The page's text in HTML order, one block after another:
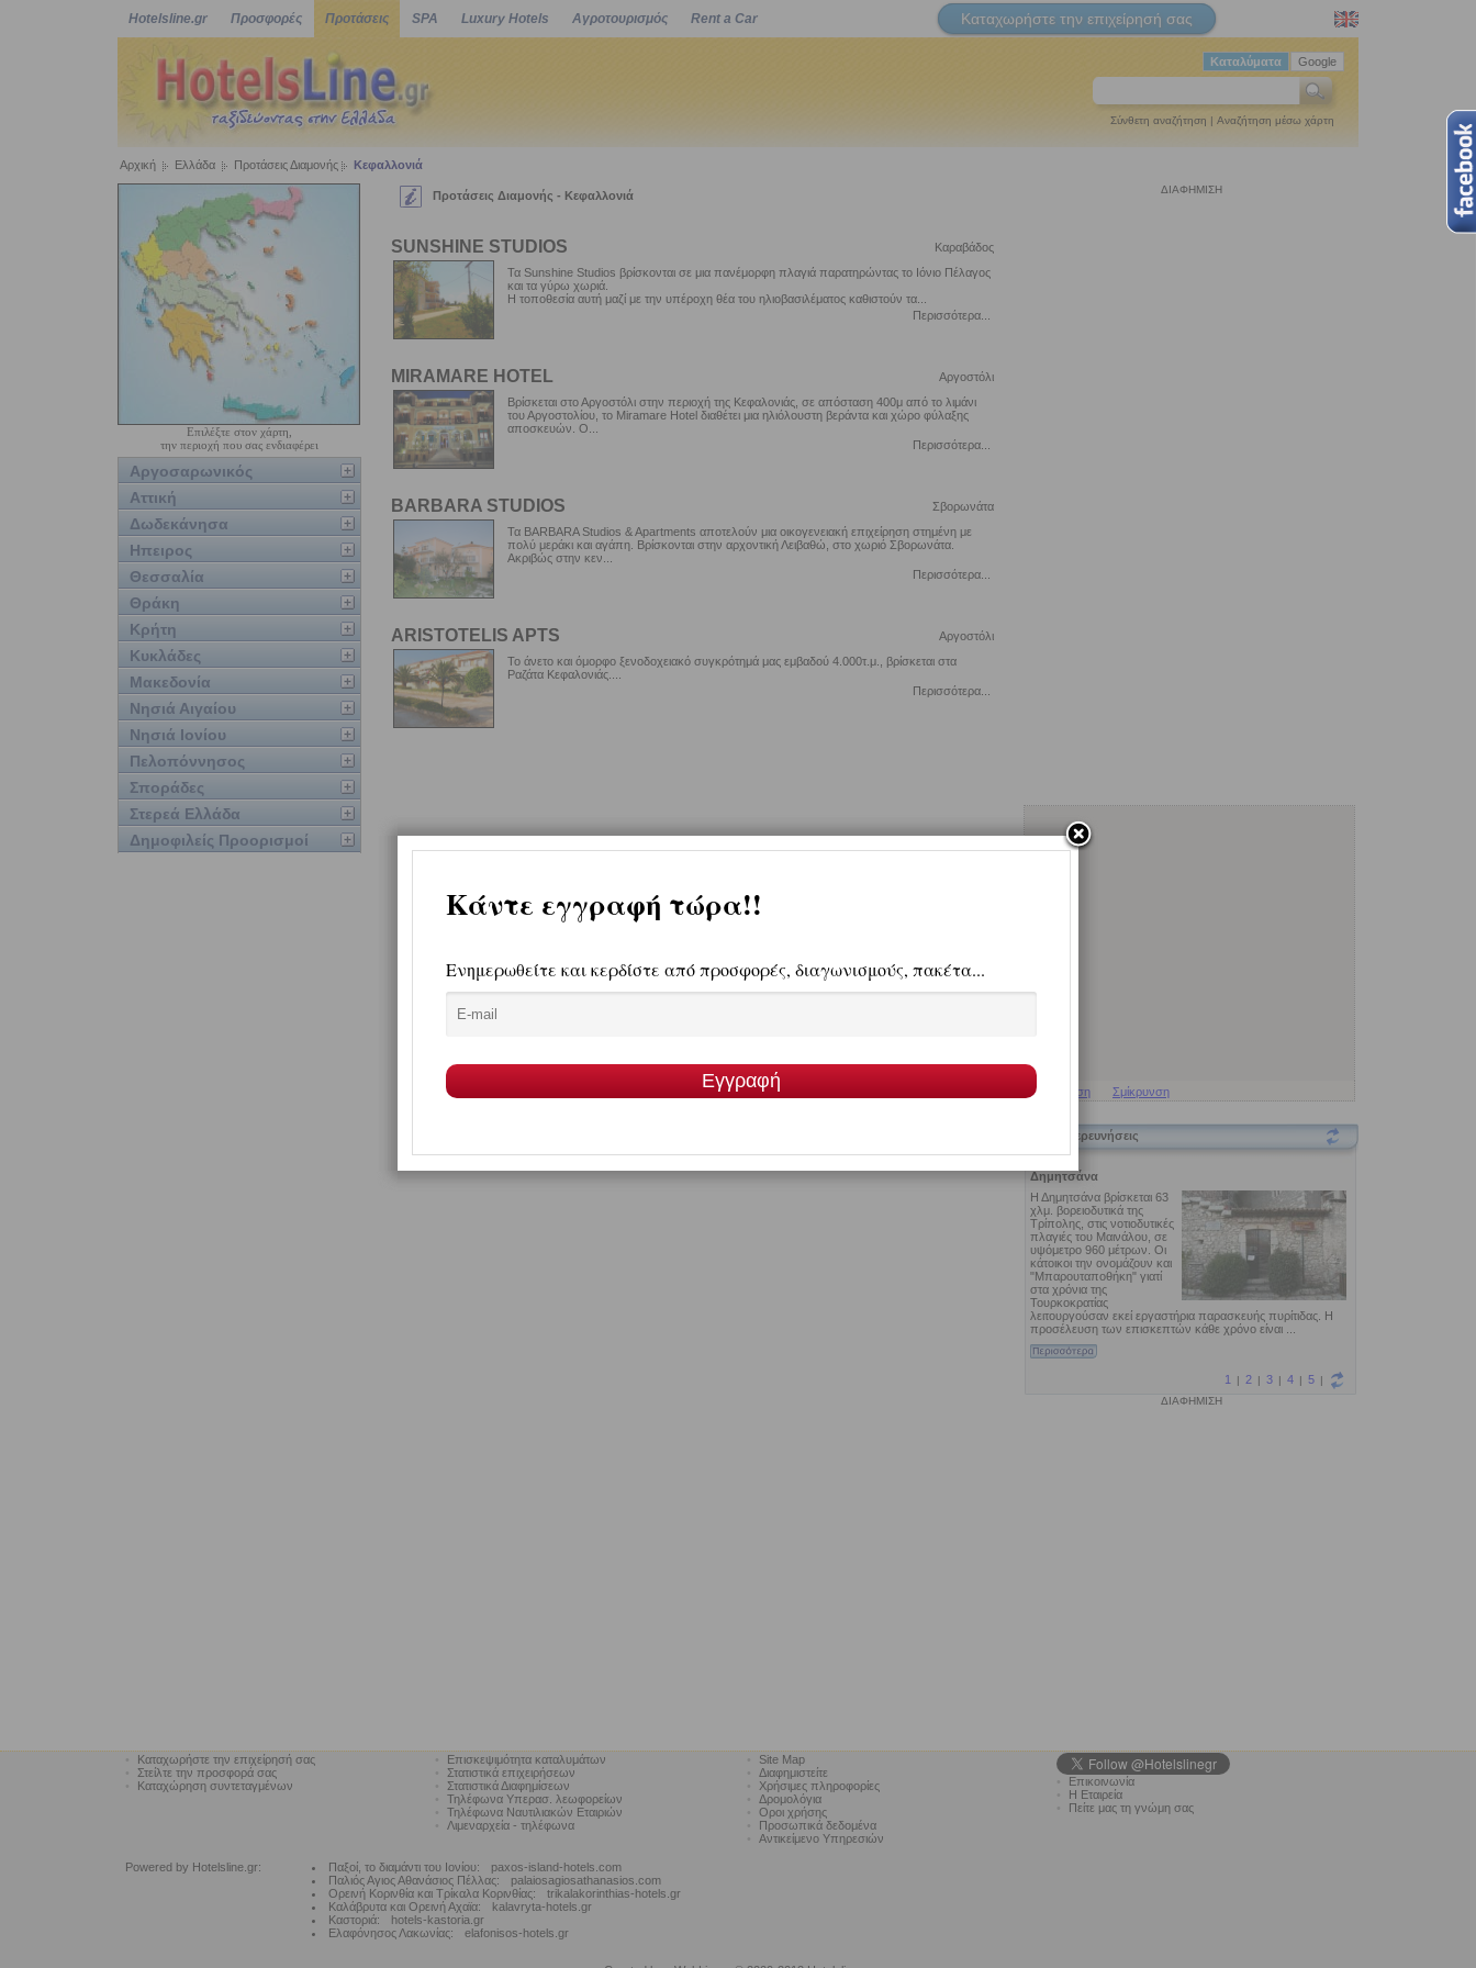
Hotelsline.gr Προσφορές Προτάσεις SPA Luxury Hotels Αγροτουρισμός Rent a Car Καταχωρήστε την επιχείρησή σας
Google
Καταλύματα
Σύνθετη αναζήτηση | Αναζήτηση μέσω χάρτη
Αρχική Ελλάδα Προτάσεις Διαμονής Κεφαλλονιά
Επιλέξτε στον χάρτη,
την περιοχή που σας ενδιαφέρει
Αργοσαρωνικός
Αττική
Δωδεκάνησα
Ηπειρος
Θεσσαλία
Θράκη
Κρήτη
Κυκλάδες
Μακεδονία
Νησιά Αιγαίου
Νησιά Ιονίου
Πελοπόννησος
Σποράδες
Στερεά Ελλάδα
Δημοφιλείς Προορισμοί
Προτάσεις Διαμονής - Κεφαλλονιά
SUNSHINE STUDIOS
Καραβάδος
Τα Sunshine Studios βρίσκονται σε μια πανέμορφη πλαγιά παρατηρώντας το Ιόνιο Πέλαγος
και τα γύρω χωριά.
Η τοποθεσία αυτή μαζί με την υπέροχη θέα του ηλιοβασιλέματος καθιστούν τα...
Περισσότερα...
MIRAMARE HOTEL
Αργοστόλι
Βρίσκεται στο Αργοστόλι στην περιοχή της Κεφαλονιάς, σε απόσταση 400μ από το λιμάνι
του Αργοστολίου, το Miramare Hotel διαθέτει μια ηλιόλουστη βεράντα και χώρο φύλαξης
αποσκευών. Ο...
Περισσότερα...
BARBARA STUDIOS
Σβορωνάτα
Τα BARBARA Studios & Apartments αποτελούν μια οικογενειακή επιχείρηση στημένη με
πολύ μεράκι και αγάπη. Βρίσκονται στην αρχοντική Λειβαθώ, στο χωριό Σβορωνάτα.
Ακριβώς στην κεν...
Περισσότερα...
ARISTOTELIS APTS
Αργοστόλι
Το άνετο και όμορφο ξενοδοχειακό συγκρότημά μας εμβαδού 4.000τ.μ., βρίσκεται στα
Ραζάτα Κεφαλονιάς....
Περισσότερα...
ΔΙΑΦΗΜΙΣΗ
Μεγέθυνση Σμίκρυνση
Εξερευνήσεις
ΔΙΑΦΗΜΙΣΗ
Καταχωρήστε την επιχείρησή σας
Στείλτε την προσφορά σας
Καταχώρηση συντεταγμένων
Επισκεψιμότητα καταλυμάτων
Στατιστικά επιχειρήσεων
Στατιστικά Διαφημίσεων
Τηλέφωνα Υπερασ. λεωφορείων
Τηλέφωνα Ναυτιλιακών Εταιριών
Λιμεναρχεία - τηλέφωνα
Site Map
Διαφημιστείτε
Χρήσιμες πληροφορίες
Δρομολόγια
Οροι χρήσης
Προσωπικά δεδομένα
Αντικείμενο Υπηρεσιών
Επικοινωνία
Η Εταιρεία
Πείτε μας τη γνώμη σας
Powered by Hotelsline.gr: Παξοί, το διαμάντι του Ιονίου:
paxos-island-hotels.com
Παλιός Αγιος Αθανάσιος Πέλλας:
palaiosagiosathanasios.com
Ορεινή Κορινθία και Τρίκαλα Κορινθίας:
trikalakorinthias-hotels.gr
Καλάβρυτα και Ορεινή Αχαϊα:
kalavryta-hotels.gr
Καστοριά:
hotels-kastoria.gr
Ελαφόνησος Λακωνίας:
elafonisos-hotels.gr